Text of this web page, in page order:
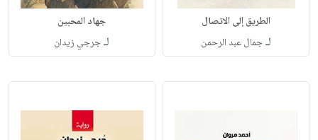
الطريق إلى الاتصال
لـجمال عبد الرحمن
جهاد المحبين
لـجرجي زيدان